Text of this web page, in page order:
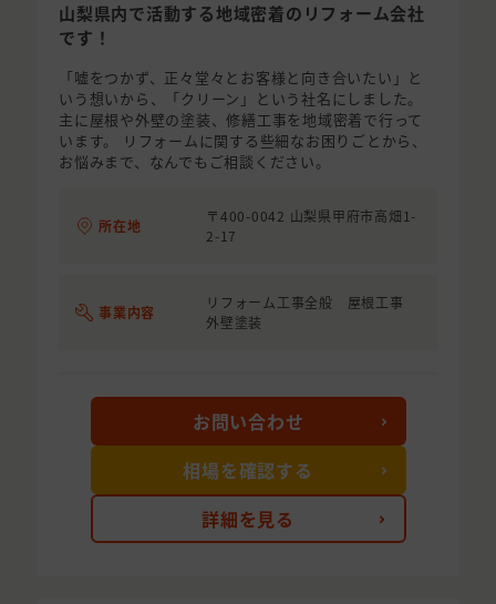
山梨県内で活動する地域密着のリフォーム会社
です！
「嘘をつかず、正々堂々とお客様と向き合いたい」と
いう想いから、「クリーン」という社名にしました。
主に屋根や外壁の塗装、修繕工事を地域密着で行って
います。 リフォームに関する些細なお困りごとから、
お悩みまで、なんでもご相談ください。
所在地
〒400-0042 山梨県甲府市高畑1-
2-17
事業内容
リフォーム工事全般 屋根工事
外壁塗装
詳細を見る
お問い合わせ
相場を確認する